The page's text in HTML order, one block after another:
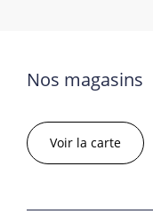
Nos magasins
Voir la carte